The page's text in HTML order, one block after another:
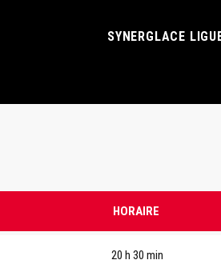
SYNERGLACE
HORAIRE
20 h 30 min